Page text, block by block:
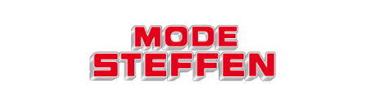
Inhalt
springen